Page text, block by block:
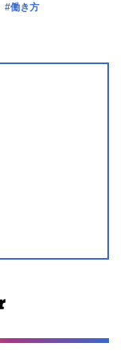
#働き方